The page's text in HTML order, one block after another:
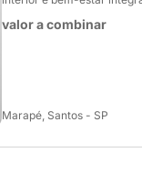
valor a combinar
Marapé, Santos - SP